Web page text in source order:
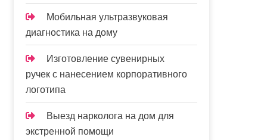
Мобильная ультразвуковая
диагностика на дому
Изготовление сувенирных
ручек с нанесением корпоративного
логотипа
Выезд нарколога на дом для
экстренной помощи